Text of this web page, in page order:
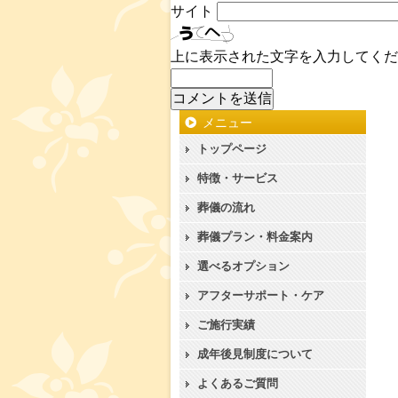
サイト
上に表示された文字を入力してく
メニュー
トップページ
特徴・サービス
葬儀の流れ
葬儀プラン・料金案内
選べるオプション
アフターサポート・ケア
ご施行実績
成年後見制度について
よくあるご質問